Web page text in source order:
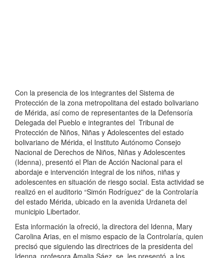
Con la presencia de los integrantes del Sistema de
Protección de la zona metropolitana del estado bolivariano
de Mérida, así como de representantes de la Defensoría
Delegada del Pueblo e integrantes del Tribunal de
Protección de Niños, Niñas y Adolescentes del estado
bolivariano de Mérida, el Instituto Autónomo Consejo
Nacional de Derechos de Niños, Niñas y Adolescentes
(Idenna), presentó el Plan de Acción Nacional para el
abordaje e intervención integral de los niños, niñas y
adolescentes en situación de riesgo social. Esta actividad se
realizó en el auditorio “Simón Rodríguez” de la Controlaría
del estado Mérida, ubicado en la avenida Urdaneta del
municipio Libertador.
Esta información la ofreció, la directora del Idenna, Mary
Carolina Arias, en el mismo espacio de la Controlaría, quien
precisó que siguiendo las directrices de la presidenta del